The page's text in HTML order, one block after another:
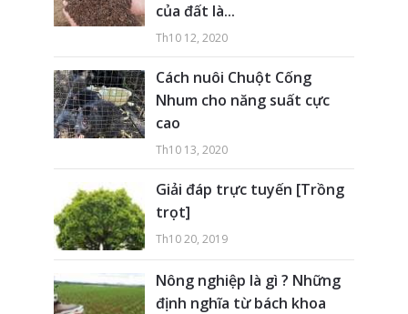
của đất là...
Th10 12, 2020
Cách nuôi Chuột Cống
Nhum cho năng suất cực
cao
Th10 13, 2020
Giải đáp trực tuyến [Trồng
trọt]
Th10 20, 2019
Nông nghiệp là gì ? Những
định nghĩa từ bách khoa